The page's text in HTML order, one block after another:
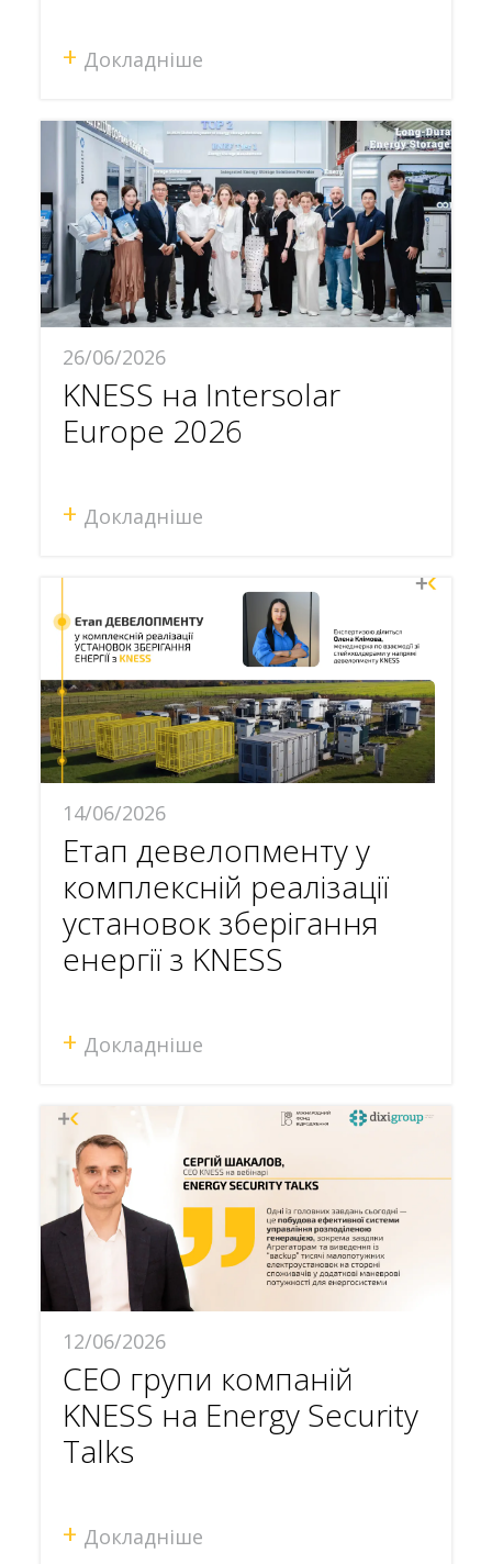
+ Докладніше
26/06/2026
KNESS на Intersolar
Europe 2026
+ Докладніше
14/06/2026
Етап девелопменту у
комплексній реалізації
установок зберігання
енергії з KNESS
+ Докладніше
12/06/2026
СЕО групи компаній
KNESS на Energy Security
Talks
+ Докладніше